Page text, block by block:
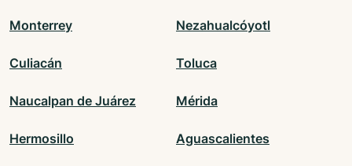
Monterrey Nezahualcóyotl
Culiacán Toluca
Naucalpan de Juárez Mérida
Hermosillo Aguascalientes